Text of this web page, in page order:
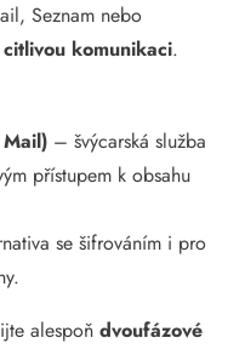
Seznam nebo
komunikaci.
– švýcarská služba
přístupem k obsahu
se šifrováním i pro
alespoň dvoufázové